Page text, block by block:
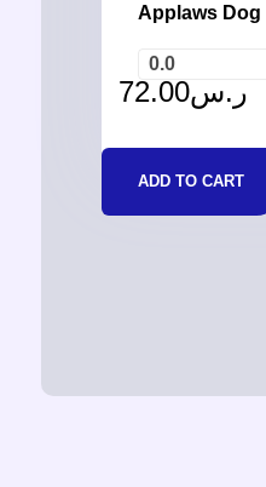
Applaws Dog
0.0
ر.س72.00
ADD TO CART